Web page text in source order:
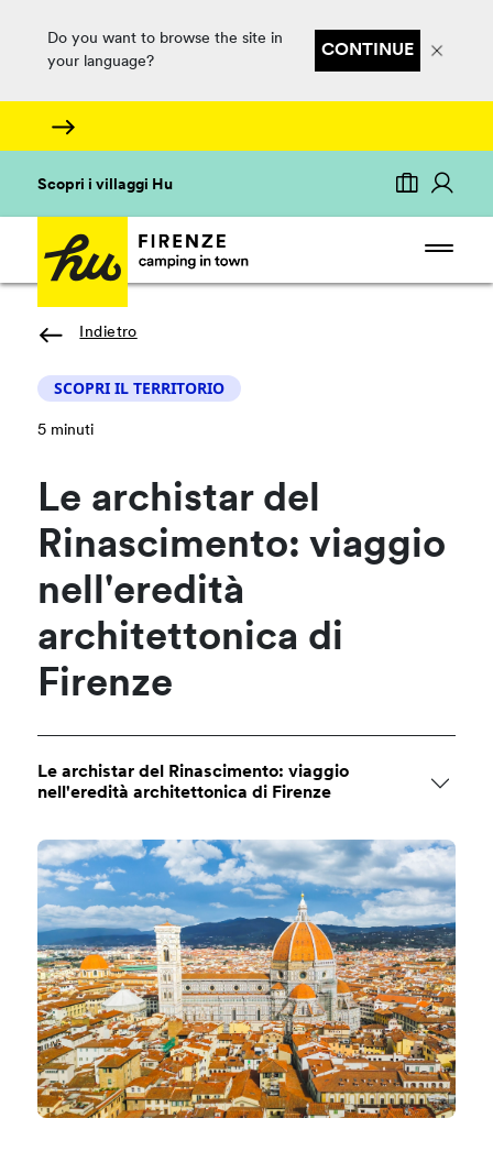
Do you want to browse the site in
your language?
CONTINUE
Scopri i villaggi Hu
Indietro
SCOPRI IL TERRITORIO
5 minuti
Le archistar del
Rinascimento: viaggio
nell'eredità
architettonica di
Firenze
Le archistar del Rinascimento: viaggio
nell'eredità architettonica di Firenze